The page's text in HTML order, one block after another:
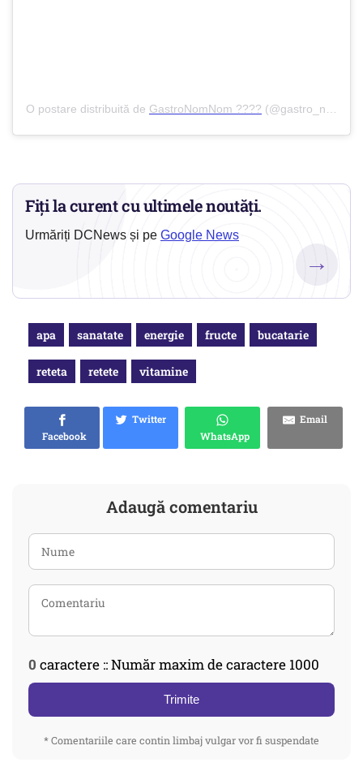
O postare distribuită de GastroNomNom ???? (@gastro_nom_nom) peMai 22, 2020 la 2:25 PDT
Fiți la curent cu ultimele noutăți.
Urmăriți DCNews și pe Google News
→
apa sanatate energie fructe bucatarie
reteta retete vitamine
Facebook
Twitter
WhatsApp
Email
Adaugă comentariu
0 caractere :: Număr maxim de caractere 1000
Trimite
* Comentariile care contin limbaj vulgar vor fi suspendate